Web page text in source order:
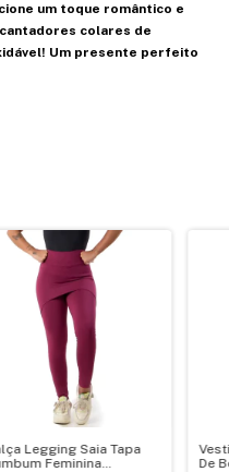
um toque romântico e
colares de
Um presente perfeito
Legging Saia Tapa
Feminina
De